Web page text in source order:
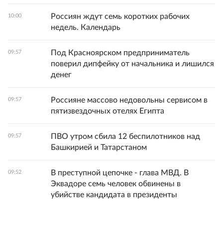
10:00
Россиян ждут семь коротких рабочих
недель. Календарь
09:57
Под Красноярском предприниматель
поверил дипфейку от начальника и лишился
денег
09:57
Россияне массово недовольны сервисом в
пятизвездочных отелях Египта
09:57
ПВО утром сбила 12 беспилотников над
Башкирией и Татарстаном
09:52
В преступной цепочке - глава МВД. В
Эквадоре семь человек обвинены в
убийстве кандидата в президенты